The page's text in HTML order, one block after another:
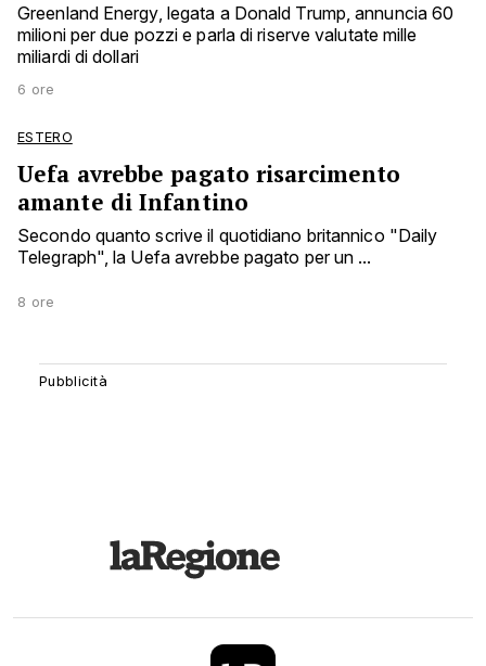
Greenland Energy, legata a Donald Trump, annuncia 60
milioni per due pozzi e parla di riserve valutate mille
miliardi di dollari
6 ore
ESTERO
Uefa avrebbe pagato risarcimento
amante di Infantino
Secondo quanto scrive il quotidiano britannico "Daily
Telegraph", la Uefa avrebbe pagato per un ...
8 ore